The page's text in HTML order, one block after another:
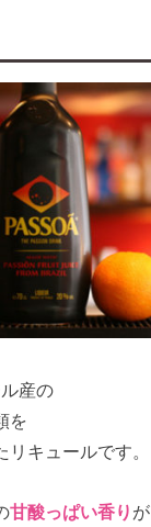
産の
を
キュールです。
甘酸っぱい香り が